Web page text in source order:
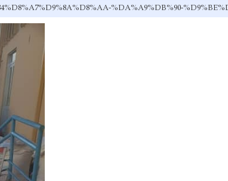
%DA%A9%DB%90-